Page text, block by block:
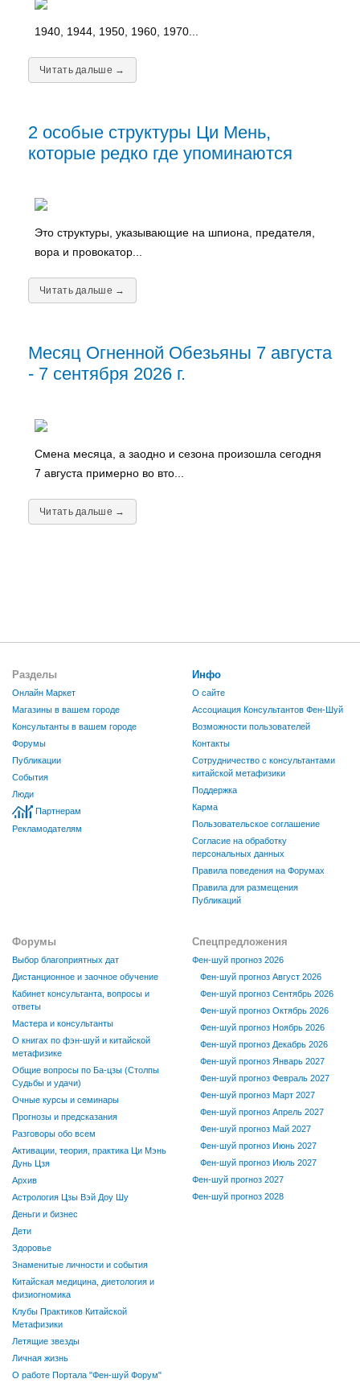
1940, 1944, 1950, 1960, 1970...
Читать дальше →
2 особые структуры Ци Мень,
которые редко где упоминаются
Это структуры, указывающие на шпиона, предателя,
вора и провокатор...
Читать дальше →
Месяц Огненной Обезьяны 7 августа
- 7 сентября 2026 г.
Смена месяца, а заодно и сезона произошла сегодня
7 августа примерно во вто...
Читать дальше →
Разделы
Онлайн Маркет
Магазины в вашем городе
Консультанты в вашем городе
Форумы
Публикации
События
Люди
Партнерам
Рекламодателям
Инфо
О сайте
Ассоциация Консультантов Фен-Шуй
Возможности пользователей
Контакты
Сотрудничество с консультантами
китайской метафизики
Поддержка
Карма
Пользовательское соглашение
Согласие на обработку
персональных данных
Правила поведения на Форумах
Правила для размещения
Публикаций
Форумы
Выбор благоприятных дат
Дистанционное и заочное обучение
Кабинет консультанта, вопросы и
ответы
Мастера и консультанты
О книгах по фэн-шуй и китайской
метафизике
Общие вопросы по Ба-цзы (Столпы
Судьбы и удачи)
Очные курсы и семинары
Прогнозы и предсказания
Разговоры обо всем
Активации, теория, практика Ци Мэнь
Дунь Цзя
Архив
Астрология Цзы Вэй Доу Шу
Деньги и бизнес
Дети
Здоровье
Знаменитые личности и события
Китайская медицина, диетология и
физиогномика
Клубы Практиков Китайской
Метафизики
Летящие звезды
Личная жизнь
О работе Портала "Фен-шуй Форум"
Спецпредложения
Фен-шуй прогноз 2026
Фен-шуй прогноз Август 2026
Фен-шуй прогноз Сентябрь 2026
Фен-шуй прогноз Октябрь 2026
Фен-шуй прогноз Ноябрь 2026
Фен-шуй прогноз Декабрь 2026
Фен-шуй прогноз Январь 2027
Фен-шуй прогноз Февраль 2027
Фен-шуй прогноз Март 2027
Фен-шуй прогноз Апрель 2027
Фен-шуй прогноз Май 2027
Фен-шуй прогноз Июнь 2027
Фен-шуй прогноз Июль 2027
Фен-шуй прогноз 2027
Фен-шуй прогноз 2028